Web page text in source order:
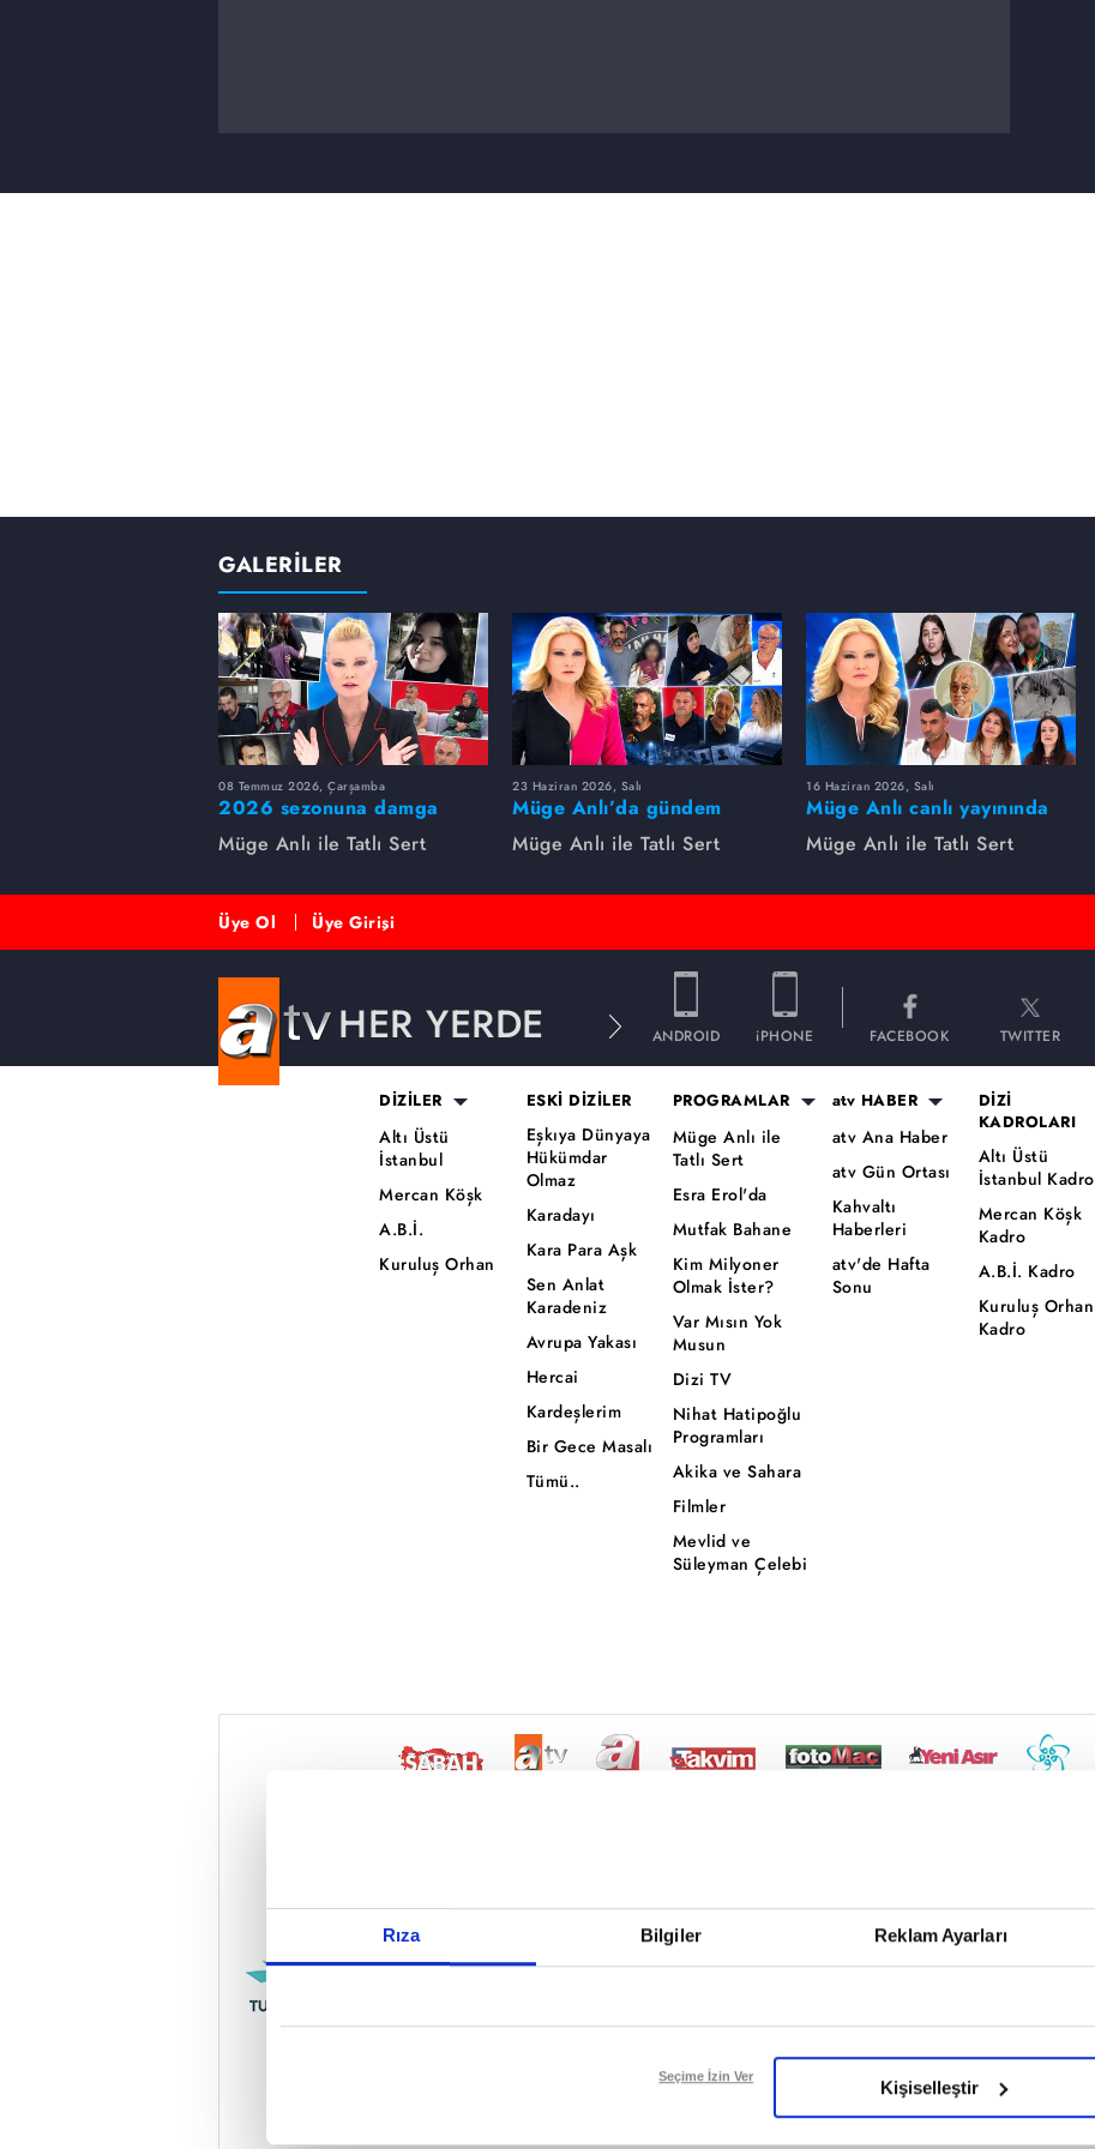
Rıza Bilgiler Reklam Ayarları
Reddet
Seçime İzin Ver
Kişiselleştir
GALERİLER
08 Temmuz 2026, Çarşamba
2026 sezonuna damga
vuran 5 Müge Anlı
dosyası...
Müge Anlı ile Tatlı Sert
23 Haziran 2026, Salı
Müge Anlı’da gündem
sarsıldı! Kayıp dosyaları ve
aile ihanetleri herkesi şoke
Müge Anlı ile Tatlı Sert
16 Haziran 2026, Salı
Müge Anlı canlı yayınında
dikkat çeken gelişmeler
yaşandı. Kayıp,
Müge Anlı ile Tatlı Sert
Üye Ol Üye Girişi
HER YERDE ANDROID iPHONE FACEBOOK TWITTER
DİZİLER
Altı Üstü
İstanbul
Mercan Köşk
A.B.İ.
Kuruluş Orhan
ESKİ DİZİLER
Eşkıya Dünyaya
Hükümdar
Olmaz
Karadayı
Kara Para Aşk
Sen Anlat
Karadeniz
Avrupa Yakası
Hercai
Kardeşlerim
Bir Gece Masalı
Tümü..
PROGRAMLAR
Müge Anlı ile
Tatlı Sert
Esra Erol'da
Mutfak Bahane
Kim Milyoner
Olmak İster?
Var Mısın Yok
Musun
Dizi TV
Nihat Hatipoğlu
Programları
Akika ve Sahara
Filmler
Mevlid ve
Süleyman Çelebi
atv HABER
atv Ana Haber
atv Gün Ortası
Kahvaltı
Haberleri
atv'de Hafta
Sonu
DİZİ
KADROLARI
Altı Üstü
İstanbul Kadro
Mercan Köşk
Kadro
A.B.İ. Kadro
Kuruluş Orhan
Kadro